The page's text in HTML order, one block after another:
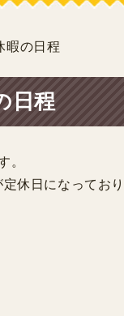
暇の日程
日程
。
休日になっており